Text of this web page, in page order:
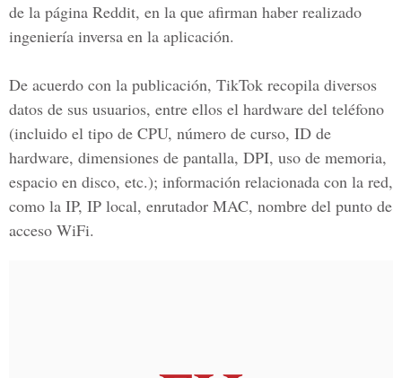
de la página Reddit, en la que afirman haber realizado
ingeniería inversa en la aplicación.
De acuerdo con la publicación, TikTok recopila diversos
datos de sus usuarios, entre ellos el hardware del teléfono
(incluido el tipo de CPU, número de curso, ID de
hardware, dimensiones de pantalla, DPI, uso de memoria,
espacio en disco, etc.); información relacionada con la red,
como la IP, IP local, enrutador MAC, nombre del punto de
acceso WiFi.